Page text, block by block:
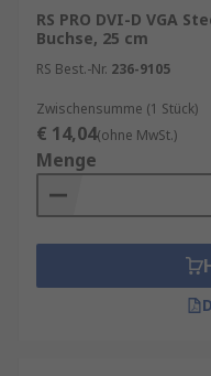
RS PRO DVI-D VGA
Buchse, 25 cm
RS Best.-Nr. 236-9105
Zwischensumme (1 Stück)
€ 14,04(ohne MwSt.)
Menge